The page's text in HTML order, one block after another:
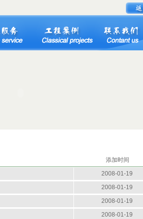
添加时间
2008-01-19
2008-01-19
2008-01-19
2008-01-19